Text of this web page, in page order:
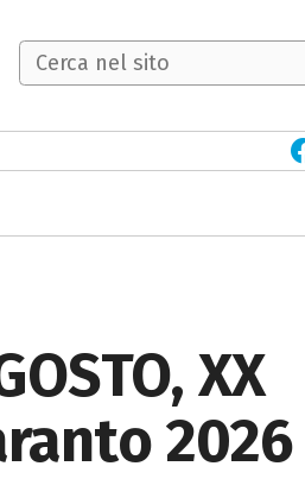
XX
2026